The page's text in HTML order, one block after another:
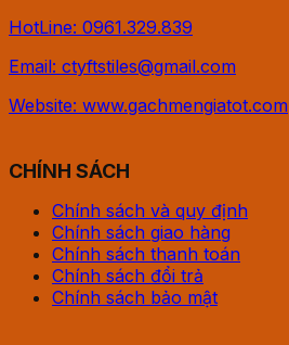
HotLine: 0961.329.839
Email: ctyftstiles@gmail.com
Website: www.gachmengiatot.com
CHÍNH SÁCH
Chính sách và quy định
Chính sách giao hàng
Chính sách thanh toán
Chính sách đổi trả
Chính sách bảo mật